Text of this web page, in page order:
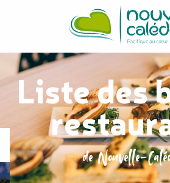
principal
Liste des
de Nouvelle-